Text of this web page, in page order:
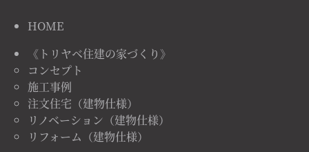
HOME
《トリヤベ住建の家づくり》
コンセプト
施工事例
注文住宅（建物仕様）
リノベーション（建物仕様）
リフォーム（建物仕様）